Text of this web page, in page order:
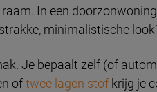
In een
minimalistische
Je bepaalt zelf (of
oftwee lagen stof krijg je